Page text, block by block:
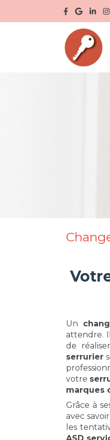
Un
attendre.
de
serrurier
votre
marques
Grâce à
avec
les